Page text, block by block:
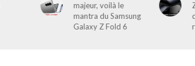
majeur, voilà le
mantra du Samsung
Galaxy Z Fold 6